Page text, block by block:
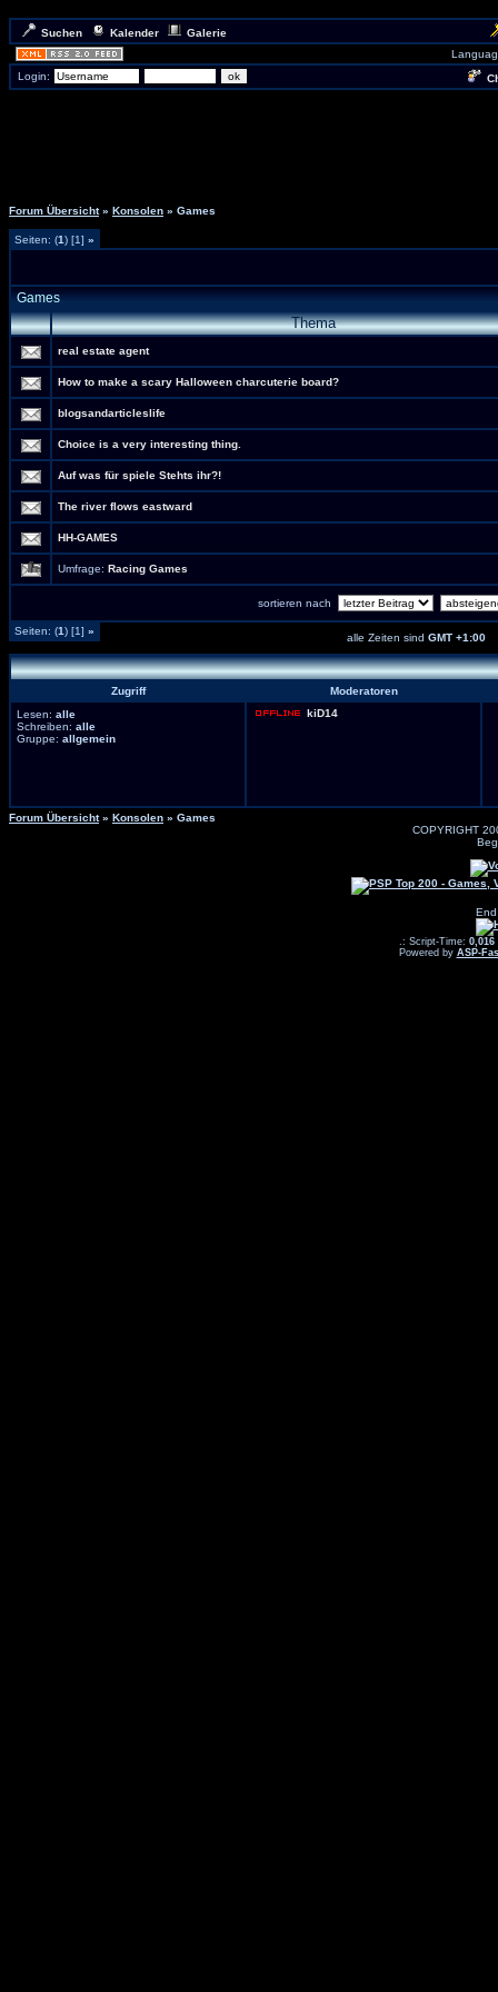
Suchen Kalender
Galerie
Login:
Forum Übersicht » Konsolen » Games
Seiten: (1) [1] »
Games
Thema
real estate agent
How to make a scary Halloween charcuterie board?
blogsandarticleslife
Choice is a very interesting thing.
Auf was für spiele Stehts ihr?!
The river flows eastward
HH-GAMES
Umfrage: Racing Games
sortieren nach
Seiten: (1) [1] »
alle Zeiten sind GMT +1:00
Zugriff
Moderatoren
Lesen: alle
Schreiben: alle
Gruppe: allgemein
kiD14
Forum Übersicht » Konsolen » Games
COPYRIGHT
.: Script-Time: 0,016
Powered by ASP-